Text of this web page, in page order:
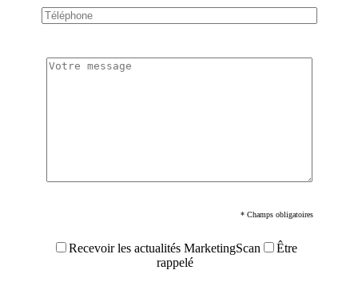
* Champs obligatoires
Recevoir les actualités MarketingScan
Être
rappelé